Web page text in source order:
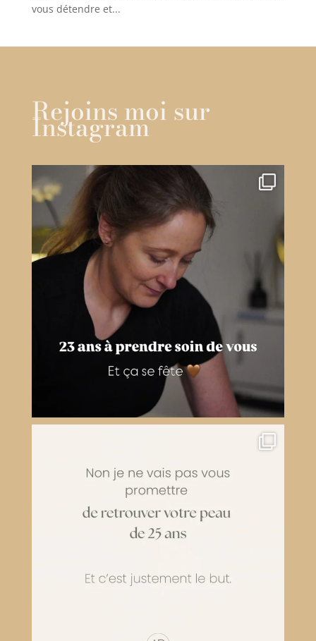
vous détendre et...
Rejoins moi sur
Instagram